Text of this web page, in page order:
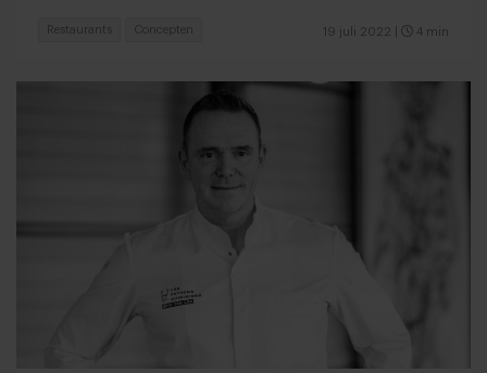
19 juli 2022 4 min
Restaurants Concepten